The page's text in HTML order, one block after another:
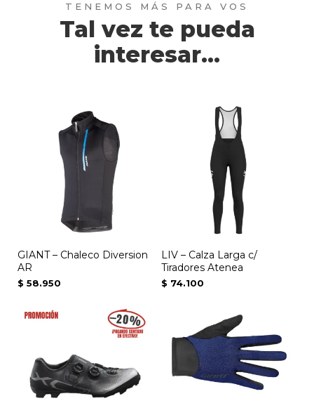
Tal vez te pueda
interesar...
GIANT – Chaleco Diversion
AR
$ 58.950
LIV – Calza Larga c/
Tiradores Atenea
$ 74.100